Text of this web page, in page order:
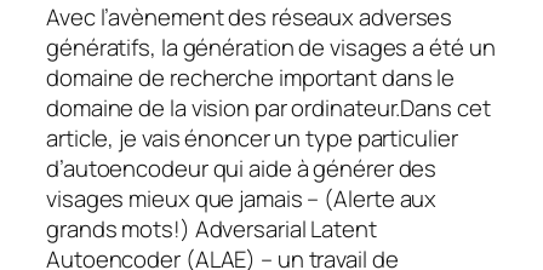
Avec l’avènement des réseaux adverses
génératifs, la génération de visages a été un
domaine de recherche important dans le
domaine de la vision par ordinateur.Dans cet
article, je vais énoncer un type particulier
d’autoencodeur qui aide à générer des
visages mieux que jamais – (Alerte aux
grands mots!) Adversarial Latent
Autoencoder (ALAE) – un travail de